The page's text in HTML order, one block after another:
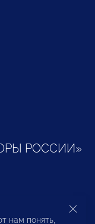
РОССИИ»
и
нам понять,